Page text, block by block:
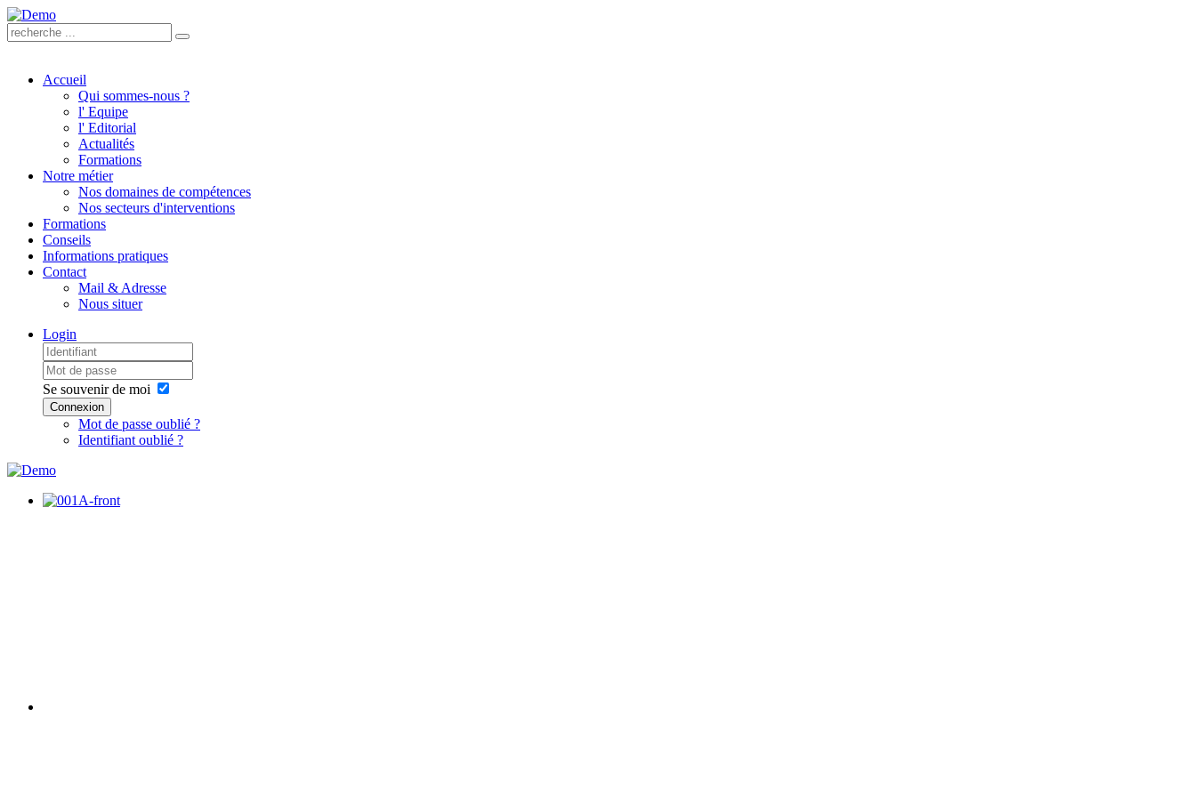
Accueil
Qui sommes-nous ?
l' Equipe
l' Editorial
Actualités
Formations
Notre métier
Nos domaines de compétences
Nos secteurs d'interventions
Formations
Conseils
Informations pratiques
Contact
Mail & Adresse
Nous situer
Login
Se souvenir de moi
Connexion
Mot de passe oublié ?
Identifiant oublié ?